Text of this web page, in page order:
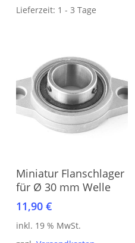
Lieferzeit: 1 - 3 Tage
In den Warenkorb
Miniatur Flanschlager
für Ø 30 mm Welle
11,90 €
inkl. 19 % MwSt.